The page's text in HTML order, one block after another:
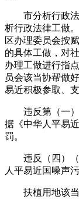
市分析行政法
析行政法律工做
区办理委员会按
的具体工做，对
办理工做进行指
员会该当协帮做
易近积极参取、
违反第（一）
据《中华人平易
罚。
违反（四）（
人平易近国噪声
扶植用地该当